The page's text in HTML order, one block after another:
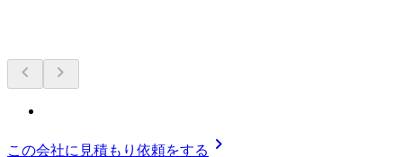
chevron_left chevron_right
この会社に見積もり依頼をする chevron_right